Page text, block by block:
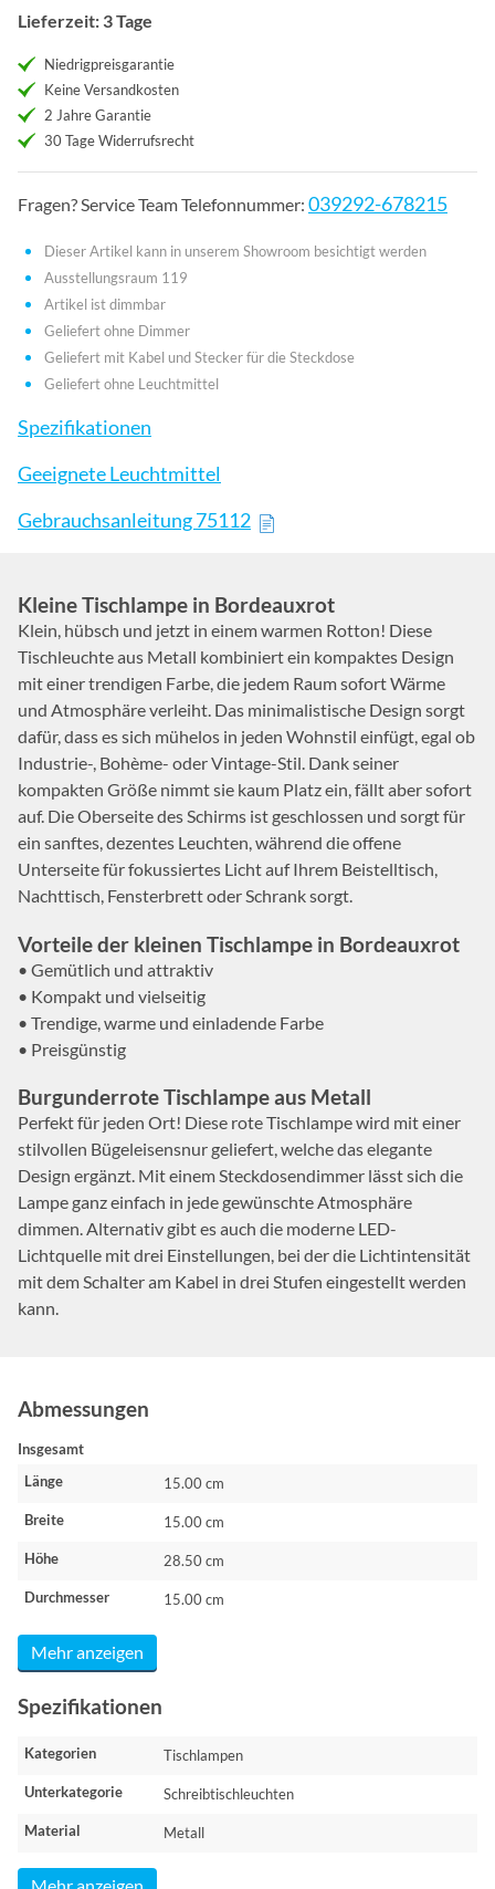
Lieferzeit: 3 Tage
Niedrigpreisgarantie
Keine Versandkosten
2 Jahre Garantie
30 Tage Widerrufsrecht
Fragen? Service Team Telefonnummer: 039292-678215
Dieser Artikel kann in unserem Showroom besichtigt werden
Ausstellungsraum 119
Artikel ist dimmbar
Geliefert ohne Dimmer
Geliefert mit Kabel und Stecker für die Steckdose
Geliefert ohne Leuchtmittel
Spezifikationen
Geeignete Leuchtmittel
Gebrauchsanleitung 75112
Kleine Tischlampe in Bordeauxrot
Klein, hübsch und jetzt in einem warmen Rotton! Diese
Tischleuchte aus Metall kombiniert ein kompaktes Design
mit einer trendigen Farbe, die jedem Raum sofort Wärme
und Atmosphäre verleiht. Das minimalistische Design sorgt
dafür, dass es sich mühelos in jeden Wohnstil einfügt, egal ob
Industrie-, Bohème- oder Vintage-Stil. Dank seiner
kompakten Größe nimmt sie kaum Platz ein, fällt aber sofort
auf. Die Oberseite des Schirms ist geschlossen und sorgt für
ein sanftes, dezentes Leuchten, während die offene
Unterseite für fokussiertes Licht auf Ihrem Beistelltisch,
Nachttisch, Fensterbrett oder Schrank sorgt.
Vorteile der kleinen Tischlampe in Bordeauxrot
• Gemütlich und attraktiv
• Kompakt und vielseitig
• Trendige, warme und einladende Farbe
• Preisgünstig
Burgunderrote Tischlampe aus Metall
Perfekt für jeden Ort! Diese rote Tischlampe wird mit einer
stilvollen Bügeleisensnur geliefert, welche das elegante
Design ergänzt. Mit einem Steckdosendimmer lässt sich die
Lampe ganz einfach in jede gewünschte Atmosphäre
dimmen. Alternativ gibt es auch die moderne LED-
Lichtquelle mit drei Einstellungen, bei der die Lichtintensität
mit dem Schalter am Kabel in drei Stufen eingestellt werden
kann.
Abmessungen
Insgesamt
Länge
15.00 cm
Breite 15.00 cm
Höhe 28.50 cm
Durchmesser 15.00 cm
Mehr anzeigen
Spezifikationen
Kategorien Tischlampen
Unterkategorie Schreibtischleuchten
Material Metall